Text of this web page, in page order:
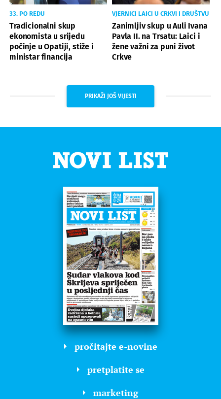
33. PO REDU
Tradicionalni skup
ekonomista u srijedu
počinje u Opatiji, stiže i
ministar financija
VJERNICI LAICI U CRKVI I DRUŠTVU
Zanimljiv skup u Auli Ivana
Pavla II. na Trsatu: Laici i
žene važni za puni život
Crkve
PRIKAŽI JOŠ VIJESTI
pročitajte e-novine
pretplatite se
marketing